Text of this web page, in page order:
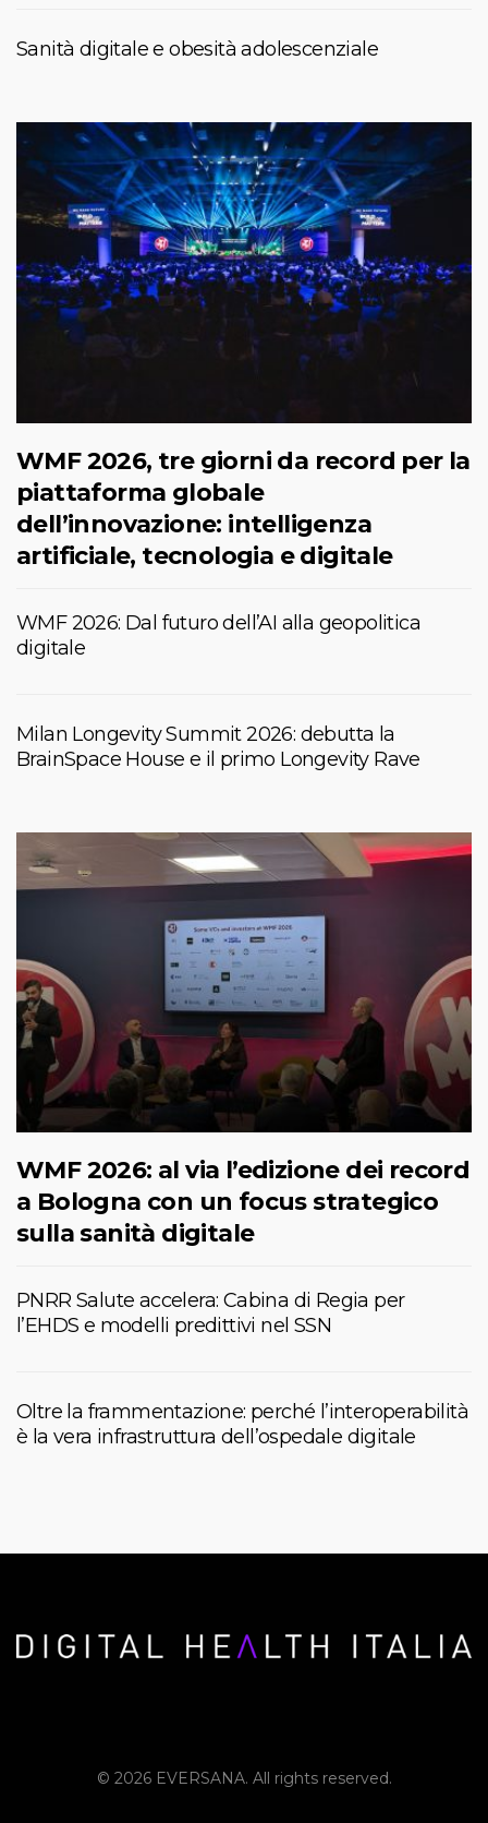
Sanità digitale e obesità adolescenziale
WMF 2026, tre giorni da record per la
piattaforma globale
dell’innovazione: intelligenza
artificiale, tecnologia e digitale
WMF 2026: Dal futuro dell’AI alla geopolitica
digitale
Milan Longevity Summit 2026: debutta la
BrainSpace House e il primo Longevity Rave
WMF 2026: al via l’edizione dei record
a Bologna con un focus strategico
sulla sanità digitale
PNRR Salute accelera: Cabina di Regia per
l’EHDS e modelli predittivi nel SSN
Oltre la frammentazione: perché l’interoperabilità
è la vera infrastruttura dell’ospedale digitale
© 2026 EVERSANA. All rights reserved.